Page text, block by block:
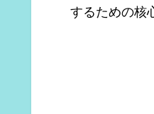
するための核